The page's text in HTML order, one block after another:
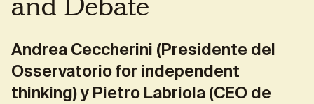
Andrea Ceccherini (Presidente del
Osservatorio for independent
thinking) y Pietro Labriola (CEO de